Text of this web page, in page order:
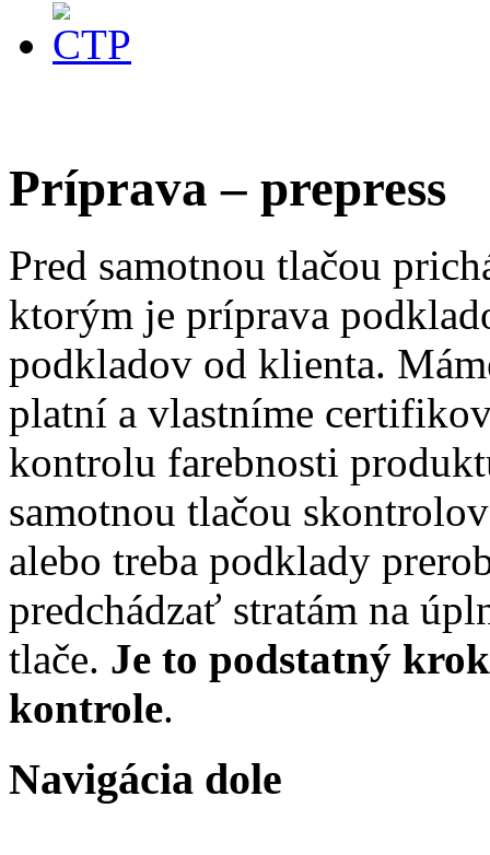
Príprava – prepress
Pred samotnou tlačou
ktorým je príprava
podkladov od klienta.
platní a vlastníme
kontrolu farebnosti
samotnou tlačou
alebo treba podklady
predchádzať stratám na
tlače. Je to podstatný
kontrole.
Navigácia dole